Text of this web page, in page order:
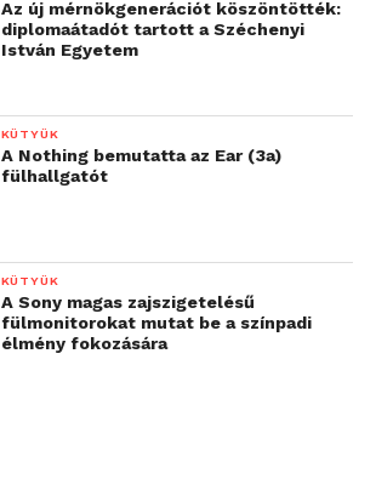
Az új mérnökgenerációt köszöntötték:
diplomaátadót tartott a Széchenyi
István Egyetem
KÜTYÜK
A Nothing bemutatta az Ear (3a)
fülhallgatót
KÜTYÜK
A Sony magas zajszigetelésű
fülmonitorokat mutat be a színpadi
élmény fokozására